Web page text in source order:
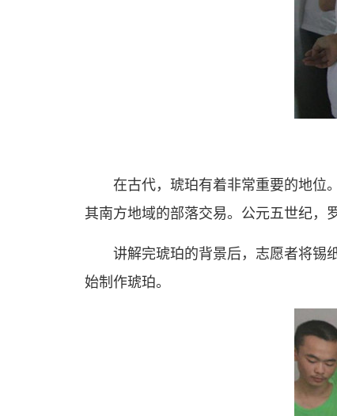
在古代，琥珀有着非常重要的地位
其南方地域的部落交易。公元五世纪，
讲解完琥珀的背景后，志愿者将锡
始制作琥珀。